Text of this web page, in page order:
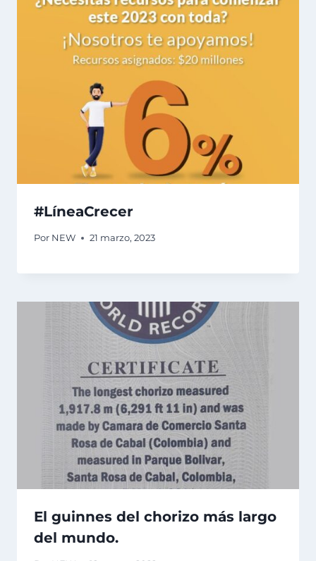
#LíneaCrecer
Por NEW 21 marzo, 2023
El guinnes del chorizo más largo
del mundo.